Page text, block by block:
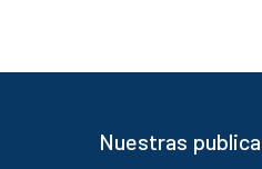
Nuestras